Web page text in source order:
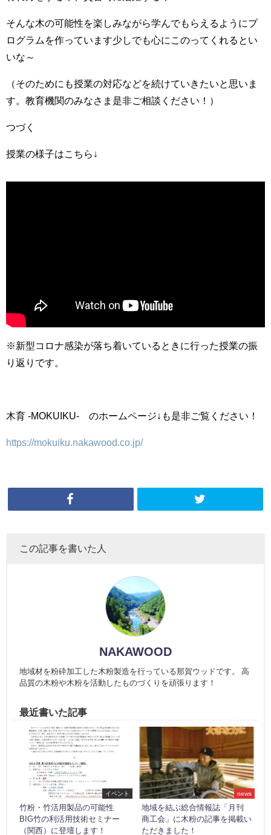
そんな木の可能性を楽しみながら学んでもらえるようにプ
ログラムを作っています少しでも心にこのってくれるとい
いな～
（そのためにも授業の対応などを続けていきたいと思いま
す。教育機関のみなさま是非ご相談ください！）
つづく
授業の様子はこちら↓
※新型コロナ感染が落ち着いているときに行った授業の振
り返りです。
木育 -MOKUIKU- のホームページ↓も是非ご覧ください！
https://mokuiku.nakawood.co.jp/
この記事を書いた人
NAKAWOOD
地域材を粉砕加工した木粉製造を行っている那賀ウッドです。 高
品質の木粉や木粉を活動したものづくりを頑張ります！
最近書いた記事
イベント
竹粉・竹活用製品の可能性
BIG竹の利活用技術セミナー
（関西）に登壇します！
news
地域を結ぶ総合情報誌「月刊
商工会」に木粉の記事を掲載い
ただきました！